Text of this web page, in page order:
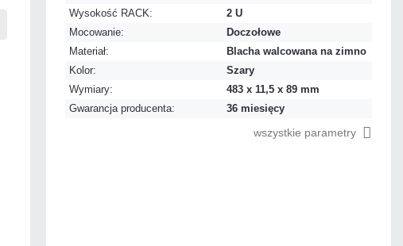
Wysokość RACK:
2 U
Mocowanie:
Doczołowe
Materiał:
Blacha walcowana na zimno
Kolor:
Szary
Wymiary:
483 x 11,5 x 89 mm
Gwarancja producenta:
36 miesięcy
wszystkie parametry